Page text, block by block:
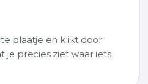
plaatje en klikt door
je precies ziet waar iets